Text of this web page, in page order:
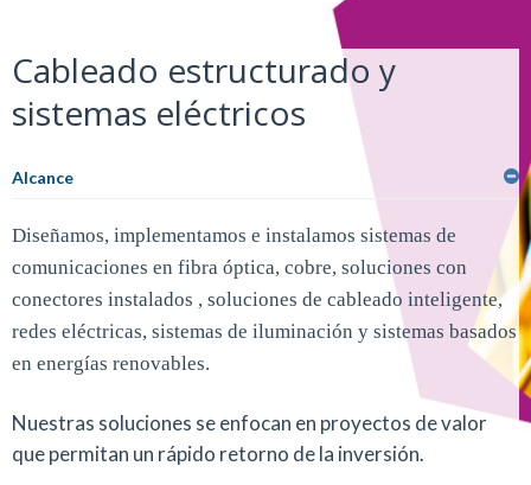
Cableado estructurado y
sistemas eléctricos
Alcance
Diseñamos, implementamos e instalamos sistemas de
comunicaciones en fibra óptica, cobre, soluciones con
conectores instalados , soluciones de cableado inteligente,
redes eléctricas, sistemas de iluminación y sistemas basados
en energías renovables.
Nuestras soluciones se enfocan en proyectos de valor
que permitan un rápido retorno de la inversión.